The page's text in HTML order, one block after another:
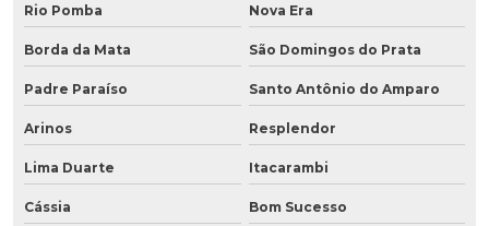
Rio Pomba Nova Era
Borda da Mata São Domingos do Prata
Padre Paraíso Santo Antônio do Amparo
Arinos Resplendor
Lima Duarte Itacarambi
Cássia Bom Sucesso